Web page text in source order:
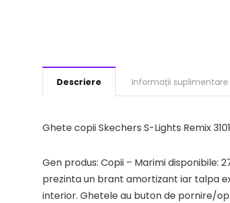
Descriere Informații suplimentare
Ghete copii Skechers S-Lights Remix
Gen produs: Copii – Marimi disponibile:
prezinta un brant amortizant iar talpa
interior. Ghetele au buton de pornire/